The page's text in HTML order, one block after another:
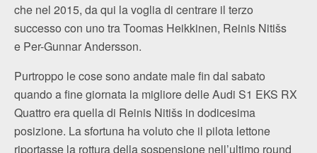
che nel 2015, da qui la voglia di centrare il terzo
successo con uno tra Toomas Heikkinen, Reinis Nitišs
e Per-Gunnar Andersson.
Purtroppo le cose sono andate male fin dal sabato
quando a fine giornata la migliore delle Audi S1 EKS RX
Quattro era quella di Reinis Nitišs in dodicesima
posizione. La sfortuna ha voluto che il pilota lettone
riportasse la rottura della sospensione nell’ultimo round